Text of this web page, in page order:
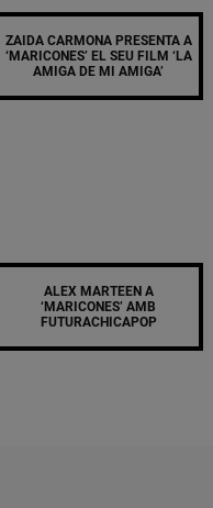
ZAIDA CARMONA PRESENTA A
‘MARICONES’ EL SEU FILM ‘LA
AMIGA DE MI AMIGA’
ALEX MARTEEN A
‘MARICONES’ AMB
FUTURACHICAPOP